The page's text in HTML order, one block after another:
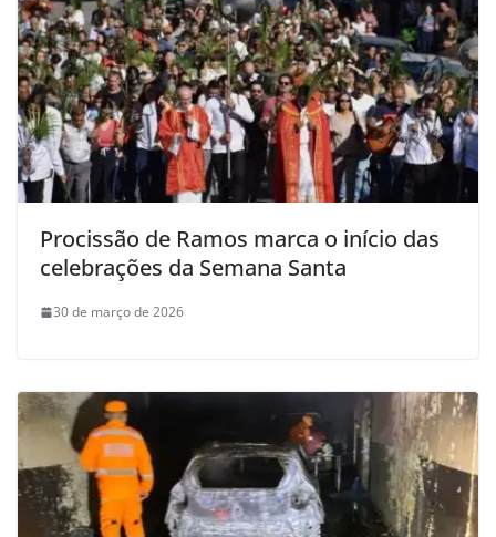
Procissão de Ramos marca o início das
celebrações da Semana Santa
30 de março de 2026